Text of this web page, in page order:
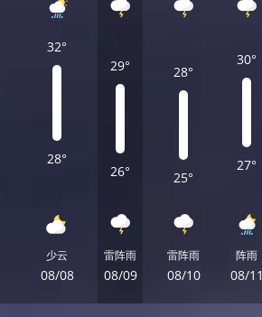
32°
28°
少云
08/08
29°
26°
雷阵雨
08/09
28°
25°
雷阵雨
08/10
30°
27°
阵雨
08/11